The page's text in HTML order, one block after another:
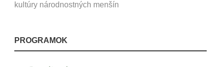
kultúry národnostných menšín
PROGRAMOK